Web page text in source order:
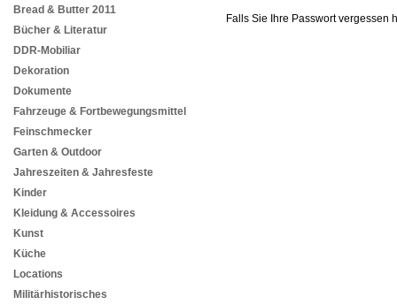
Bread & Butter 2011
Bücher & Literatur
DDR-Mobiliar
Dekoration
Dokumente
Fahrzeuge & Fortbewegungsmittel
Feinschmecker
Garten & Outdoor
Jahreszeiten & Jahresfeste
Kinder
Kleidung & Accessoires
Kunst
Küche
Locations
Militärhistorisches
Falls Sie Ihre Passwort vergessen